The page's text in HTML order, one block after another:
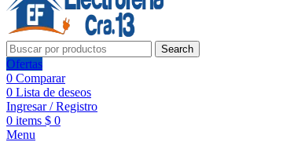
Search
Ofertas
0 Comparar
0 Lista de deseos
Ingresar / Registro
0 items $ 0
Menu